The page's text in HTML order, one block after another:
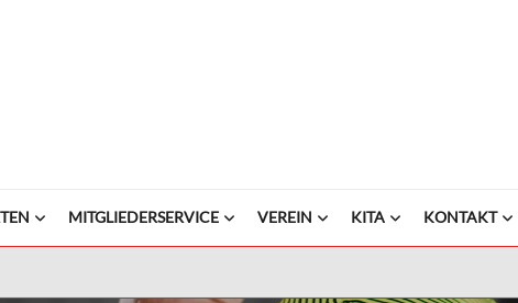
MITGLIEDERSERVICE VEREIN KITA KONTAKT